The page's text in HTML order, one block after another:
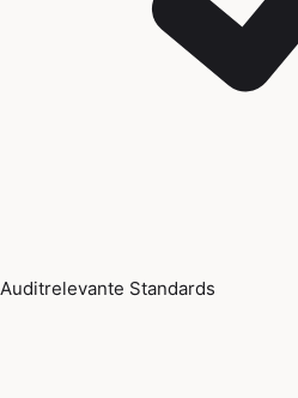
Auditrelevante Standards